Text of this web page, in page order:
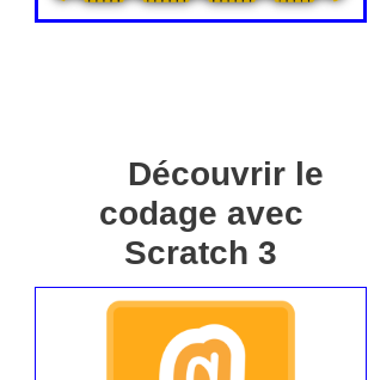
Découvrir le
codage avec
Scratch 3